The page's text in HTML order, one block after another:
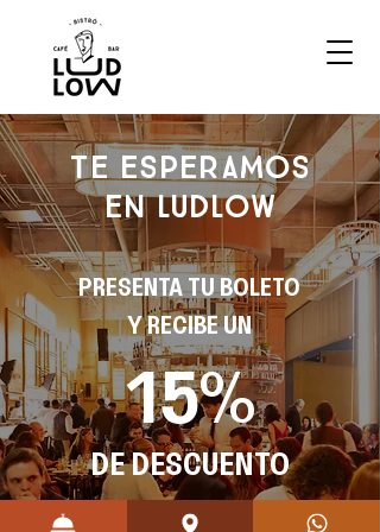
TE ESPERAMOS
EN LUDLOW
15%
DE DESCUENTO
PRESENTA TU BOLETO
Y RECIBE UN